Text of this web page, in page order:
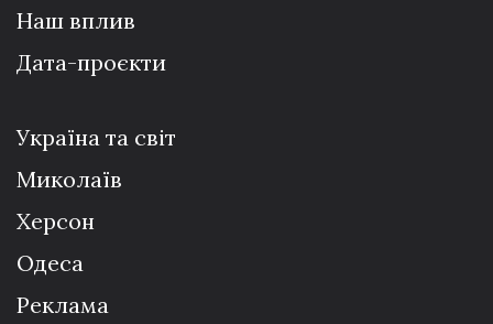
Наш вплив
Дата-проєкти
Україна та світ
Миколаїв
Херсон
Одеса
Реклама